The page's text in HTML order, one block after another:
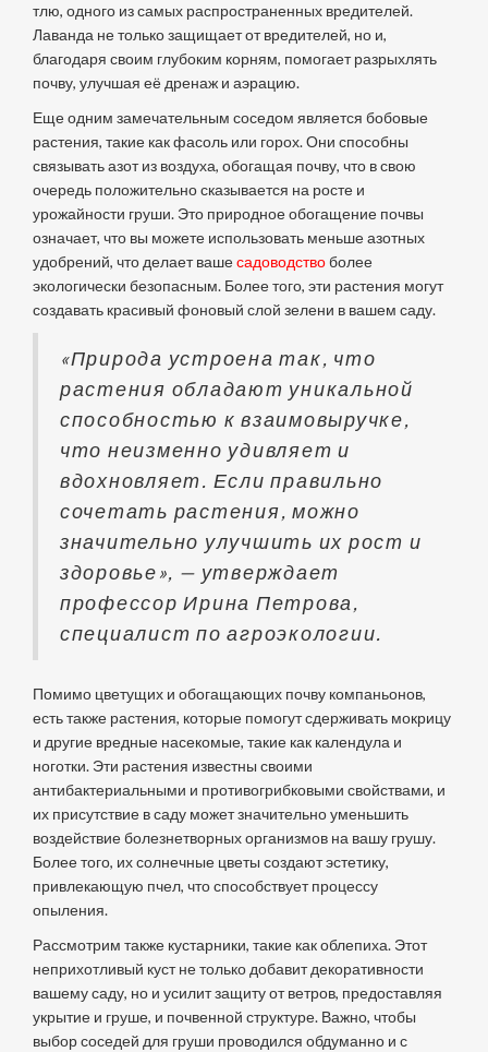
тлю, одного из самых распространенных вредителей.
Лаванда не только защищает от вредителей, но и,
благодаря своим глубоким корням, помогает разрыхлять
почву, улучшая её дренаж и аэрацию.
Еще одним замечательным соседом является бобовые
растения, такие как фасоль или горох. Они способны
связывать азот из воздуха, обогащая почву, что в свою
очередь положительно сказывается на росте и
урожайности груши. Это природное обогащение почвы
означает, что вы можете использовать меньше азотных
удобрений, что делает вашесадоводствоболее
экологически безопасным. Более того, эти растения могут
создавать красивый фоновый слой зелени в вашем саду.
«Природа устроена так, что
растения обладают уникальной
способностью к взаимовыручке,
что неизменно удивляет и
вдохновляет. Если правильно
сочетать растения, можно
значительно улучшить их рост и
здоровье», — утверждает
профессор Ирина Петрова,
специалист по агроэкологии.
Помимо цветущих и обогащающих почву компаньонов,
есть также растения, которые помогут сдерживать мокрицу
и другие вредные насекомые, такие как календула и
ноготки. Эти растения известны своими
антибактериальными и противогрибковыми свойствами, и
их присутствие в саду может значительно уменьшить
воздействие болезнетворных организмов на вашу грушу.
Более того, их солнечные цветы создают эстетику,
привлекающую пчел, что способствует процессу
опыления.
Рассмотрим также кустарники, такие как облепиха. Этот
неприхотливый куст не только добавит декоративности
вашему саду, но и усилит защиту от ветров, предоставляя
укрытие и груше, и почвенной структуре. Важно, чтобы
выбор соседей для груши проводился обдуманно и с